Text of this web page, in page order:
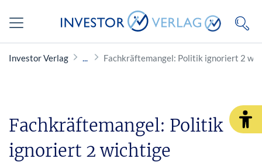
Investor Verlag Fachkräftemangel: Politik ignoriert 2
Fachkräftemangel: Politik
ignoriert 2 wichtige